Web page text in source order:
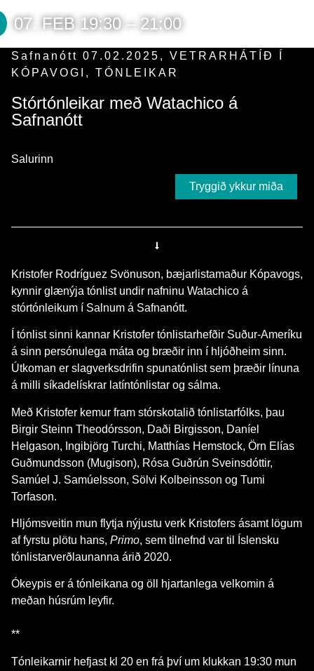
07. FEB 19:30 – 21:00
Stórtónleikar með Watachico á
Safnanótt
Safnanótt 07.02.2025 , VETRARHÁTÍÐ Í
KÓPAVOGI , TÓNLEIKAR
Salurinn
Tryggið ykkur miða
Kristofer Rodríguez Svönuson, bæjarlistamaður Kópavogs,
kynnir glænýja tónlist undir nafninu Watachico á
stórtónleikum í Salnum á Safnanótt.
Í tónlist sinni kannar Kristofer tónlistarhefðir Suður-Ameríku
á sinn persónulega máta og bræðir inn í hljóðheim sinn.
Útkoman er slagverksdrifin spunatónlist sem þræðir línuna
á milli síkadelískrar latíntónlistar og sálma.
Með Kristofer kemur fram stórskotalið tónlistarfólks, þau
Birgir Steinn Theodórsson, Daði Birgisson, Daníel
Helgason, Ingibjörg Turchi, Matthías Hemstock, Örn Elías
Guðmundsson (Mugison), Rósa Guðrún Sveinsdóttir,
Samúel J. Samúelsson, Sölvi Kolbeinsson og Tumi
Torfason.
Hljómsveitin mun flytja nýjustu verk Kristofers ásamt lögum
af fyrstu plötu hans, Primo, sem tilnefnd var til Íslensku
tónlistarverðlaunanna árið 2020.
Ókeypis er á tónleikana og öll hjartanlega velkomin á
meðan húsrúm leyfir.
**
Tónleikarnir hefjast kl 20 en frá því um klukkan 19:30 mun